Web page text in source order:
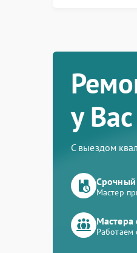
у
С выездом
Срочный
Мастер
Мастера
Работаем